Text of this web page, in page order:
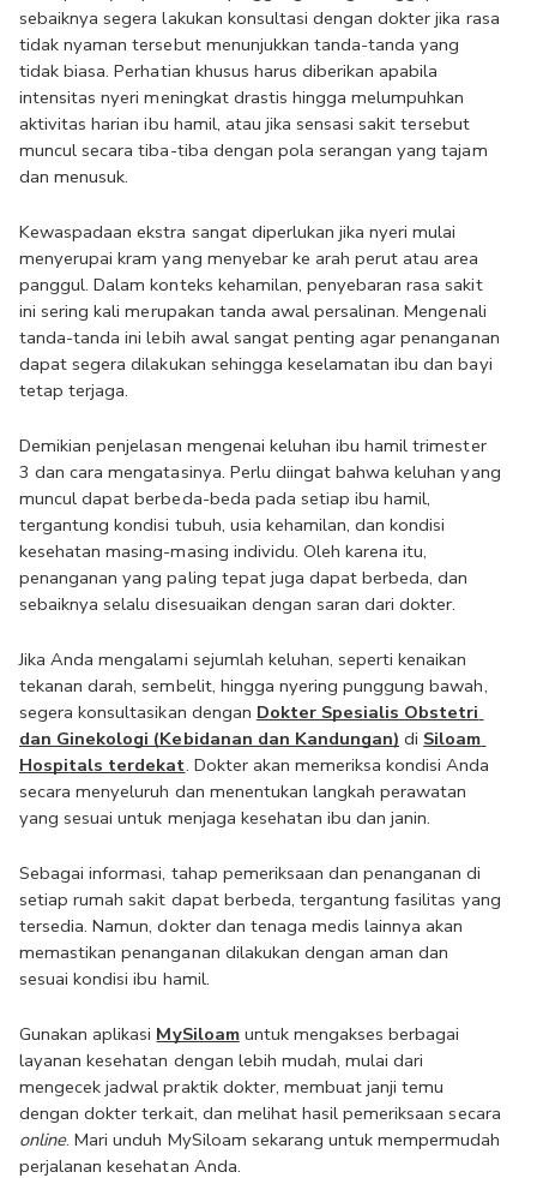
sebaiknya segera lakukan konsultasi dengan dokter jika rasa
tidak nyaman tersebut menunjukkan tanda-tanda yang
tidak biasa. Perhatian khusus harus diberikan apabila
intensitas nyeri meningkat drastis hingga melumpuhkan
aktivitas harian ibu hamil, atau jika sensasi sakit tersebut
muncul secara tiba-tiba dengan pola serangan yang tajam
dan menusuk.
Kewaspadaan ekstra sangat diperlukan jika nyeri mulai
menyerupai kram yang menyebar ke arah perut atau area
panggul. Dalam konteks kehamilan, penyebaran rasa sakit
ini sering kali merupakan tanda awal persalinan. Mengenali
tanda-tanda ini lebih awal sangat penting agar penanganan
dapat segera dilakukan sehingga keselamatan ibu dan bayi
tetap terjaga.
Demikian penjelasan mengenai keluhan ibu hamil trimester
3 dan cara mengatasinya. Perlu diingat bahwa keluhan yang
muncul dapat berbeda-beda pada setiap ibu hamil,
tergantung kondisi tubuh, usia kehamilan, dan kondisi
kesehatan masing-masing individu. Oleh karena itu,
penanganan yang paling tepat juga dapat berbeda, dan
sebaiknya selalu disesuaikan dengan saran dari dokter.
Jika Anda mengalami sejumlah keluhan, seperti kenaikan
tekanan darah, sembelit, hingga nyering punggung bawah,
segera konsultasikan dengan Dokter Spesialis Obstetri
dan Ginekologi (Kebidanan dan Kandungan) di Siloam
Hospitals terdekat. Dokter akan memeriksa kondisi Anda
secara menyeluruh dan menentukan langkah perawatan
yang sesuai untuk menjaga kesehatan ibu dan janin.
Sebagai informasi, tahap pemeriksaan dan penanganan di
setiap rumah sakit dapat berbeda, tergantung fasilitas yang
tersedia. Namun, dokter dan tenaga medis lainnya akan
memastikan penanganan dilakukan dengan aman dan
sesuai kondisi ibu hamil.
Gunakan aplikasi MySiloam untuk mengakses berbagai
layanan kesehatan dengan lebih mudah, mulai dari
mengecek jadwal praktik dokter, membuat janji temu
online. Mari unduh MySiloam sekarang untuk mempermudah
perjalanan kesehatan Anda.